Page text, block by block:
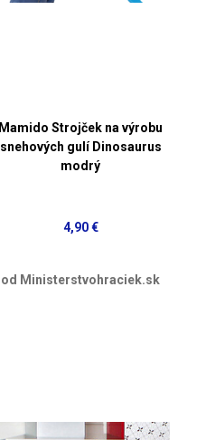
Mamido Strojček na výrobu
snehových gulí Dinosaurus
modrý
4,90 €
od Ministerstvohraciek.sk